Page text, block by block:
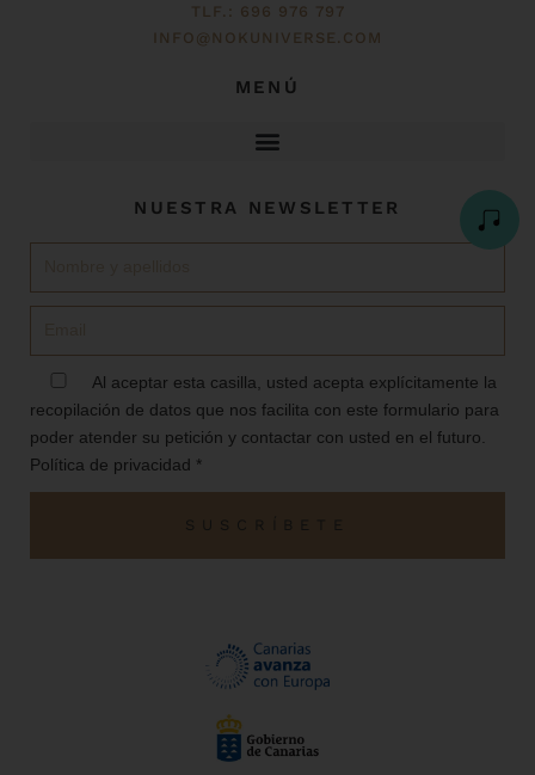
TLF.: 696 976 797
INFO@NOKUNIVERSE.COM
MENÚ
NUESTRA NEWSLETTER
aceptacionAl aceptar esta casilla, usted acepta explícitamente la
recopilación de datos que nos facilita con este formulario para
poder atender su petición y contactar con usted en el futuro.
Política de privacidad *
SUSCRÍBETE